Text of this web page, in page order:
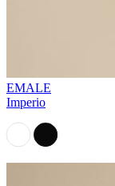
EMALE
Imperio